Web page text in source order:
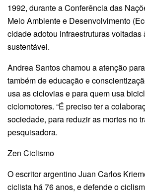
1992, durante a Conferência das
Meio Ambiente e Desenvolvimento
cidade adotou infraestruturas voltadas
sustentável.
Andrea Santos chamou a atenção
também de educação e
usa as ciclovias e para quem usa
ciclomotores. “É preciso ter a
sociedade, para reduzir as mortes no
pesquisadora.
Zen Ciclismo
O escritor argentino Juan Carlos
ciclista há 76 anos, e defende o